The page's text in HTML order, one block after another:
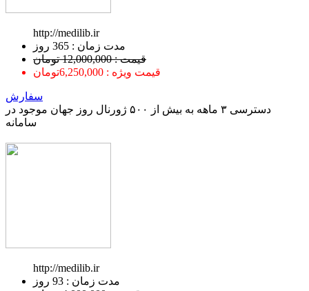
http://medilib.ir
ﻣﺪﺕ ﺯﻣﺎﻥ : 365 ﺭﻭﺯ
قیمت : 12,000,000 تومان
قیمت ویژه : 6,250,000تومان
سفارش
دسترسی ۳ ماهه به بیش از ۵۰۰ ژورنال روز جهان موجود در
سامانه
http://medilib.ir
ﻣﺪﺕ ﺯﻣﺎﻥ : 93 ﺭﻭﺯ